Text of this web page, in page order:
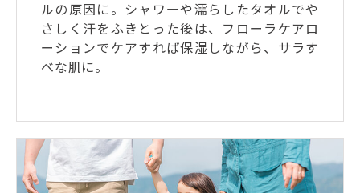
ルの原因に。シャワーや濡らしたタオルでや
さしく汗をふきとった後は、フローラケアロ
ーションでケアすれば保湿しながら、サラす
べな肌に。